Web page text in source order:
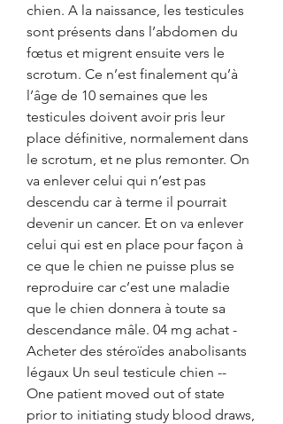
chien. A la naissance, les testicules
sont présents dans l’abdomen du
fœtus et migrent ensuite vers le
scrotum. Ce n’est finalement qu’à
l’âge de 10 semaines que les
testicules doivent avoir pris leur
place définitive, normalement dans
le scrotum, et ne plus remonter. On
va enlever celui qui n’est pas
descendu car à terme il pourrait
devenir un cancer. Et on va enlever
celui qui est en place pour façon à
ce que le chien ne puisse plus se
reproduire car c’est une maladie
que le chien donnera à toute sa
descendance mâle. 04 mg achat -
Acheter des stéroïdes anabolisants
légaux Un seul testicule chien --
One patient moved out of state
prior to initiating study blood draws,